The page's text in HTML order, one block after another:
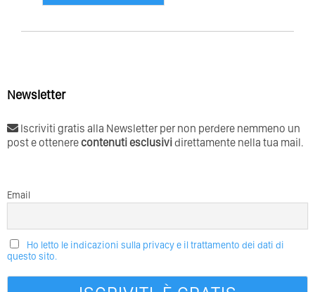
Newsletter
Iscriviti gratis alla Newsletter per non perdere nemmeno un
post e ottenerecontenuti esclusividirettamente nella tua mail.
Email
Ho letto le indicazioni sulla privacy e il trattamento dei dati di
questo sito.